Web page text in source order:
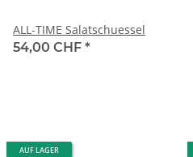
ALL-TIME Salatschuessel
54,00 CHF *
AUF LAGER